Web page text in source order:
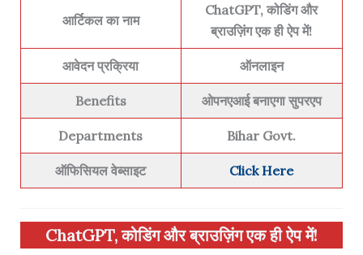
आर्टिकल का नाम
ChatGPT, कोडिंग और
ब्राउज़िंग एक ही ऐप में!
आवेदन प्रक्रिया ऑनलाइन
Benefits ओपनएआई बनाएगा सुपरएप
Departments Bihar Govt.
ऑफिसियल वेब्साइट Click Here
ChatGPT, कोडिंग और ब्राउज़िंग एक ही ऐप में!